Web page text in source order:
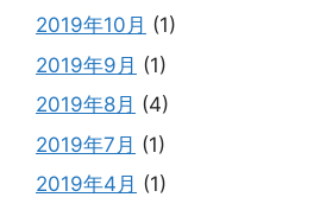
2019年10月 (1)
2019年9月 (1)
2019年8月 (4)
2019年7月 (1)
2019年4月 (1)